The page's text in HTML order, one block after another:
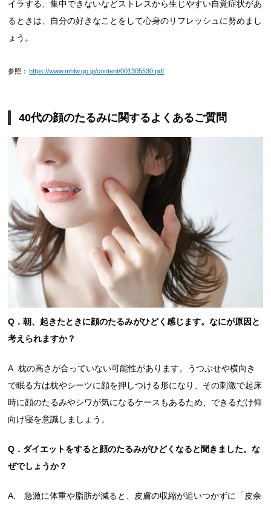
イラする、集中できないなどストレスから生じやすい自覚症状があ
るときは、自分の好きなことをして心身のリフレッシュに努めまし
ょう。
参照： https://www.mhlw.go.jp/content/001305530.pdf
40代の顔のたるみに関するよくあるご質問
Q．朝、起きたときに顔のたるみがひどく感じます。なにが原因と
考えられますか？
A. 枕の高さが合っていない可能性があります。うつぶせや横向き
で眠る方は枕やシーツに顔を押しつける形になり、その刺激で起床
時に顔のたるみやシワが気になるケースもあるため、できるだけ仰
向け寝を意識しましょう。
Q．ダイエットをすると顔のたるみがひどくなると聞きました。な
ぜでしょうか？
A. 急激に体重や脂肪が減ると、皮膚の収縮が追いつかずに「皮余